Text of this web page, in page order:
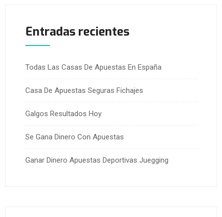
Entradas recientes
Todas Las Casas De Apuestas En España
Casa De Apuestas Seguras Fichajes
Galgos Resultados Hoy
Se Gana Dinero Con Apuestas
Ganar Dinero Apuestas Deportivas Juegging